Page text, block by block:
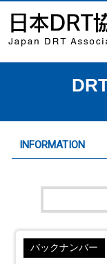
INFORMATION
バックナンバー